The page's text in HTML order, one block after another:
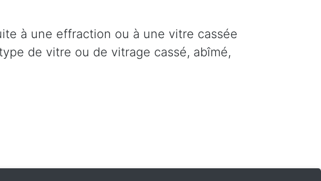
à une effraction ou à une vitre cassée
de vitre ou de vitrage cassé, abîmé,